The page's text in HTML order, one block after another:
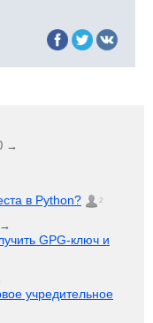
→
в Python? 2
→
GPG-ключ и
учредительное